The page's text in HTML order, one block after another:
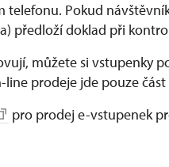
Pokud
předloží doklad při
můžete si vstupenky
prodeje jde pouze
pro prodej e-vstupenek